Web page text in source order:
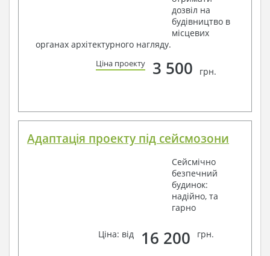
дозвіл на
будівництво в
місцевих
органах архітектурного нагляду.
Ціна проекту 3 500 грн.
Адаптація проекту під сейсмозони
Сейсмічно
безпечний
будинок:
надійно, та
гарно
Ціна: від 16 200 грн.